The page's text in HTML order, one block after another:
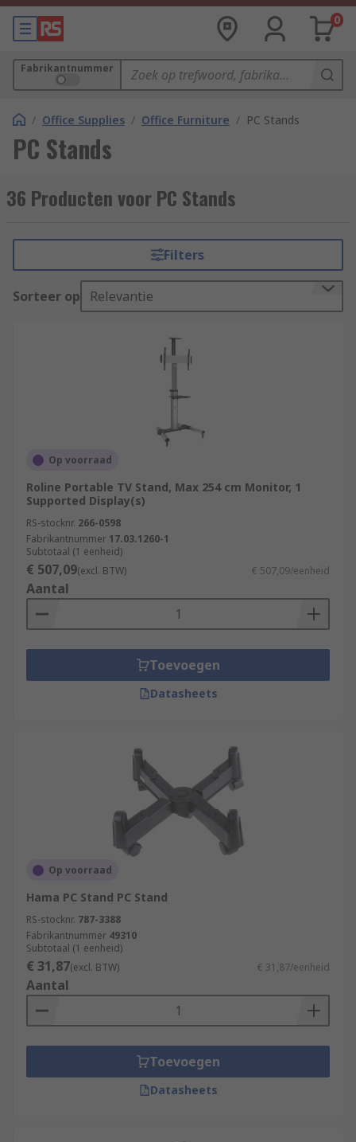
0
Fabrikantnummer
/ Office Supplies / Office Furniture / PC Stands
PC Stands
36 Producten voor PC Stands
Filters
Sorteer op Relevantie
Op voorraad
Roline Portable TV Stand, Max 254 cm Monitor, 1
Supported Display(s)
RS-stocknr. 266-0598
Fabrikantnummer 17.03.1260-1
Subtotaal (1 eenheid)
€ 507,09(excl. BTW) € 507,09/eenheid
Aantal
Toevoegen
Datasheets
Op voorraad
Hama PC Stand PC Stand
RS-stocknr. 787-3388
Fabrikantnummer 49310
Subtotaal (1 eenheid)
€ 31,87(excl. BTW) € 31,87/eenheid
Aantal
Toevoegen
Datasheets